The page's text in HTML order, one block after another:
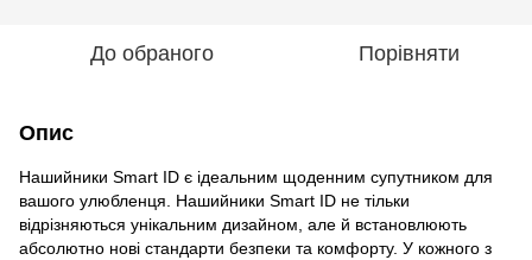
До обраного Порівняти
Опис
Нашийники Smart ID є ідеальним щоденним супутником для
вашого улюбленця. Нашийники Smart ID не тільки
відрізняються унікальним дизайном, але й встановлюють
абсолютно нові стандарти безпеки та комфорту. У кожного з